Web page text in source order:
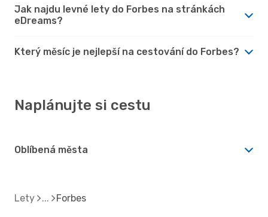
Jak najdu levné lety do Forbes na stránkách
eDreams?
Který měsíc je nejlepší na cestování do Forbes?
Naplánujte si cestu
Oblíbená města
Lety Forbes